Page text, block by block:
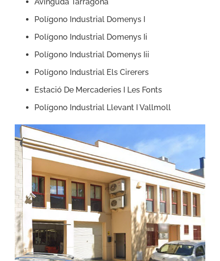
Polígono Industrial Domenys I
Polígono Industrial Domenys Ii
Polígono Industrial Domenys Iii
Polígono Industrial Els Cirerers
Estació De Mercaderies I Les Fonts
Polígono Industrial Llevant I Vallmoll